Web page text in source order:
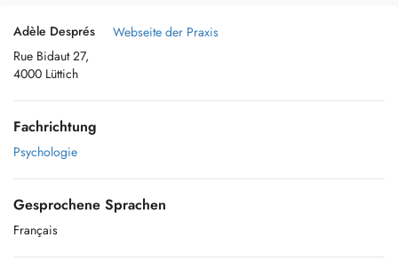
Adèle Després
Rue Bidaut 27,
4000 Lüttich
Webseite der Praxis
Fachrichtung
Psychologie
Gesprochene Sprachen
Français